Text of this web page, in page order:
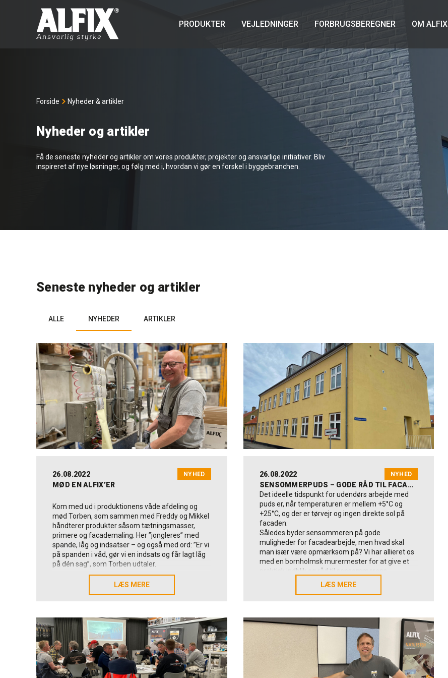
PRODUKTER VEJLEDNINGER FORBRUGSBEREGNER OM ALFIX
Forside Nyheder & artikler
Nyheder og artikler
Få de seneste nyheder og artikler om vores produkter, projekter og ansvarlige initiativer. Bliv
inspireret af nye løsninger, og følg med i, hvordan vi gør en forskel i byggebranchen.
Seneste nyheder og artikler
ALLE NYHEDER ARTIKLER
26.08.2022 NYHED
MØD EN ALFIX’ER
Kom med ud i produktionens våde afdeling og
mød Torben, som sammen med Freddy og Mikkel
håndterer produkter såsom tætningsmasser,
primere og facademaling. Her ”jongleres” med
spande, låg og indsatser – og også med ord: ”Er vi
på spanden i våd, gør vi en indsats og får lagt låg
på dén sag”, som Torben udtaler.
Beskriv kort dig selv, din afdeling og dine
arbejdsopgaver
gjort i 4 år nu. Våd-afdeling fordi vi producerer de
”våde” varer, 1K og 2K tætningmasse,
vådrumsprimer, maling, flexbinder osv.
Jeg er oprindelig udlært på lager allround tilbage
sidst i 80’erne, har bygget frysehuse og arbejdet
LÆS MERE
LÆS MERE
26.08.2022 NYHED
SENSOMMERPUDS – GODE RÅD TIL FACADEARBEJDET
Det ideelle tidspunkt for udendørs arbejde med
puds er, når temperaturen er mellem +5°C og
+25°C, og der er tørvejr og ingen direkte sol på
facaden.
Således byder sensommeren på gode
muligheder for facadearbejde, men hvad skal
man især være opmærksom på? Vi har allieret os
med en bornholmsk murermester for at give et
praktisk indblik og råd til sensommerens
istandsat en slidt facade på et 400 kvm stort
boligkompleks (det gule på billedet). Arbejdet
startede sidste sommer og blev færdiggjort
omkring påske i år: ”Vi har arbejdet på en ældre
ejendom, hvor facaden trængte til en kærlig hånd.
Der var både revner og en del løs puds. Vi har kun
LÆS MERE
LÆS MERE